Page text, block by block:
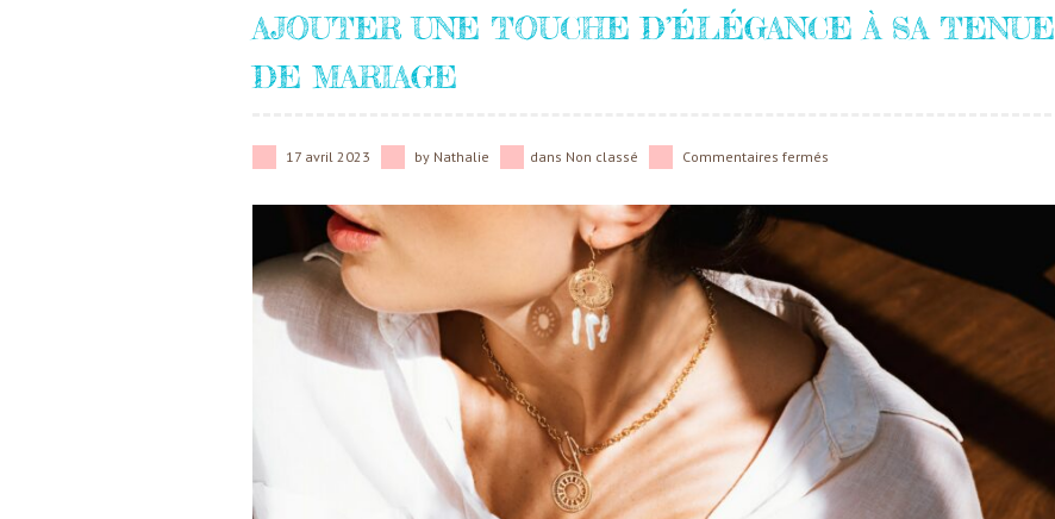
AJOUTER UNE TOUCHE D’ÉLÉGANCE À SA TENUE
DE MARIAGE
17 avril 2023 by Nathalie dans Non classé Commentaires fermés